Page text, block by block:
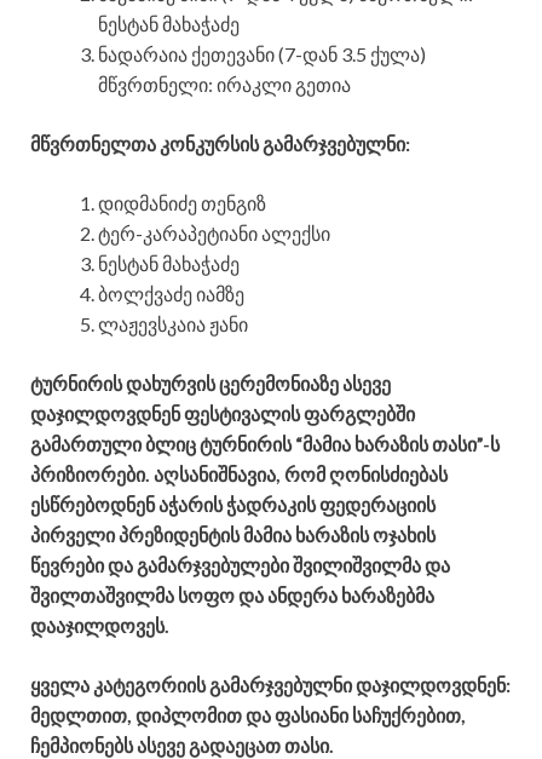
ნესტან მახაჭაძე
ნადარაია ქეთევანი (7-დან 3.5 ქულა)
მწვრთნელი: ირაკლი გეთია
მწვრთნელთა კონკურსის გამარჯვებულნი:
დიდმანიძე თენგიზ
ტერ-კარაპეტიანი ალექსი
ნესტან მახაჭაძე
ბოლქვაძე იამზე
ლაჟევსკაია ჟანი
ტურნირის დახურვის ცერემონიაზე ასევე
დაჯილდოვდნენ ფესტივალის ფარგლებში
გამართული ბლიც ტურნირის “მამია ხარაზის თასი”-ს
პრიზიორები. აღსანიშნავია, რომ ღონისძიებას
ესწრებოდნენ აჭარის ჭადრაკის ფედერაციის
პირველი პრეზიდენტის მამია ხარაზის ოჯახის
წევრები და გამარჯვებულები შვილიშვილმა და
შვილთაშვილმა სოფო და ანდერა ხარაზებმა
დააჯილდოვეს.
ყველა კატეგორიის გამარჯვებულნი დაჯილდოვდნენ:
მედლთით, დიპლომით და ფასიანი საჩუქრებით,
ჩემპიონებს ასევე გადაეცათ თასი.